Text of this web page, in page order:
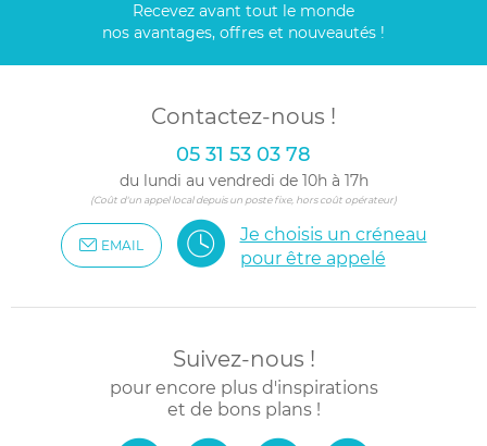
Recevez avant tout le monde
nos avantages, offres et nouveautés !
Contactez-nous !
05 31 53 03 78
du lundi au vendredi de 10h à 17h
(Coût d'un appel local depuis un poste fixe, hors coût opérateur)
EMAIL
Je choisis un créneau
pour être appelé
Suivez-nous !
pour encore plus d'inspirations
et de bons plans !